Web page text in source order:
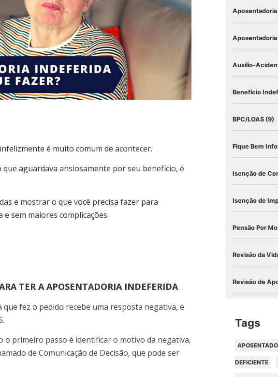
é muito comum de acontecer.
aguardava ansiosamente por seu benefício, é
e mostrar o que você precisa fazer para
sem maiores complicações.
TER A APOSENTADORIA INDEFERIDA
fez o pedido recebe uma resposta negativa, e
primeiro passo é identificar o motivo da negativa,
de Comunicação de Decisão, que pode ser
Auxílio-
Benefício
BPC/LOAS (9)
Fique Bem
Isenção de
Isenção de
Pensão Por
Revisão da
Revisão de
Tags
DEFICIENTE